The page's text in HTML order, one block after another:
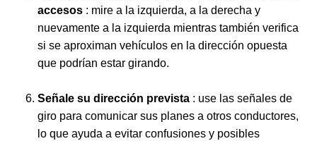
accesos : mire a la izquierda, a la derecha y
nuevamente a la izquierda mientras también verifica
si se aproximan vehículos en la dirección opuesta
que podrían estar girando.
Señale su dirección prevista : use las señales de
giro para comunicar sus planes a otros conductores,
lo que ayuda a evitar confusiones y posibles